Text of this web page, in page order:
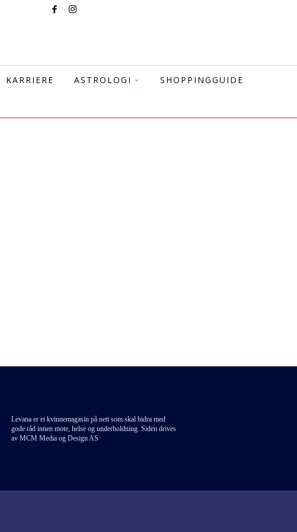
KARRIERE ASTROLOGI SHOPPINGGUIDE
Levana er et kvinnemagasin på nett som skal bidra med
gode råd innen mote, helse og underholdning. Siden drives
av MCM Media og Design AS